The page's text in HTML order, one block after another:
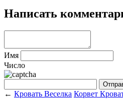
Написать
Имя
Число
← Кровать Веселка Корвет